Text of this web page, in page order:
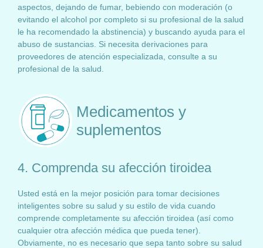
aspectos, dejando de fumar, bebiendo con moderación (o
evitando el alcohol por completo si su profesional de la salud
le ha recomendado la abstinencia) y buscando ayuda para el
abuso de sustancias. Si necesita derivaciones para
proveedores de atención especializada, consulte a su
profesional de la salud.
Medicamentos y
suplementos
4. Comprenda su afección tiroidea
Usted está en la mejor posición para tomar decisiones
inteligentes sobre su salud y su estilo de vida cuando
comprende completamente su afección tiroidea (así como
cualquier otra afección médica que pueda tener).
Obviamente, no es necesario que sepa tanto sobre su salud